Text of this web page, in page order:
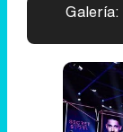
Galería: